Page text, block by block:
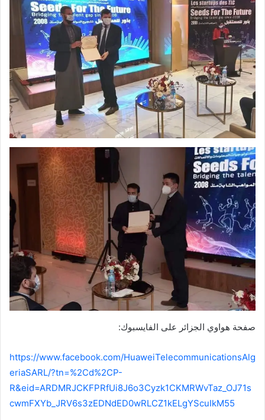
صفحة هواوي الجزائر على الفايسبوك:
https://www.facebook.com/HuaweiTelecommunicationsAlg
eriaSARL/?tn=%2Cd%2CP-
R&eid=ARDMRJCKFPRfUi8J6o3Cyzk1CKMRWvTaz_OJ71s
cwmFXYb_JRV6s3zEDNdED0wRLCZ1kELgYScuIkM55